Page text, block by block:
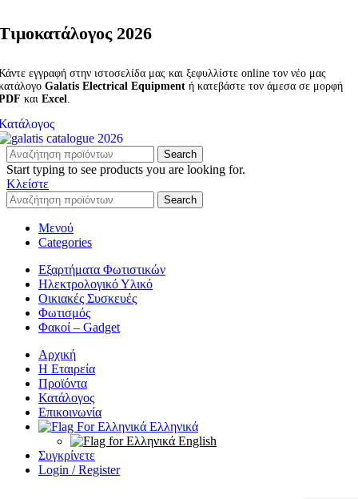
2026
εγγραφή στην ιστοσελίδα μας και ξεφυλλίστε online τον νέο μας
Galatis Electrical Equipment ή κατεβάστε τον άμεσα σε μορφή
και Excel
Search
Start typing to see products you are looking for.
Κλείστε
Search
Μενού
Categories
Εξαρτήματα Φωτιστικών
Ηλεκτρολογικό Υλικό
Οικιακές Συσκευές
Φωτισμός
Φακοί – Gadget
Αρχική
Η Εταιρεία
Προϊόντα
Κατάλογος
Επικοινωνία
Ελληνικά
English
Συγκρίνετε
Login / Register